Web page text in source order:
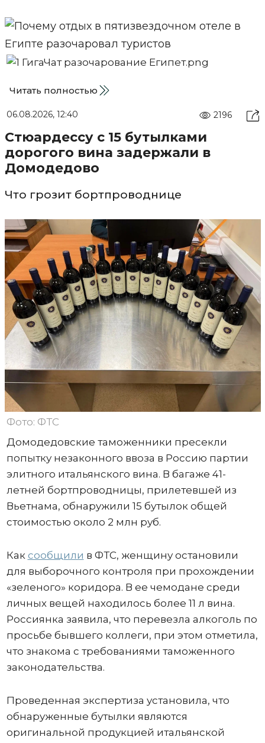
Читать полностью
06.08.2026, 12:40 2196
Стюардессу с 15 бутылками
дорогого вина задержали в
Домодедово
Что грозит бортпроводнице
Фото: ФТС
Домодедовские таможенники пресекли
попытку незаконного ввоза в Россию партии
элитного итальянского вина. В багаже 41-
летней бортпроводницы, прилетевшей из
Вьетнама, обнаружили 15 бутылок общей
стоимостью около 2 млн руб.
Как сообщили в ФТС, женщину остановили
для выборочного контроля при прохождении
«зеленого» коридора. В ее чемодане среди
личных вещей находилось более 11 л вина.
Россиянка заявила, что перевезла алкоголь по
просьбе бывшего коллеги, при этом отметила,
что знакома с требованиями таможенного
законодательства.
Проведенная экспертиза установила, что
обнаруженные бутылки являются
оригинальной продукцией итальянской